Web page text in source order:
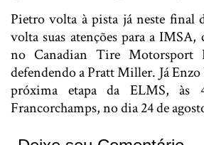
Pietro volta à pista já neste final
volta suas atenções para a IMSA,
no Canadian Tire Motorsport
defendendo a Pratt Miller. Já
próxima etapa da ELMS, às
Francorchamps, no dia 24 de